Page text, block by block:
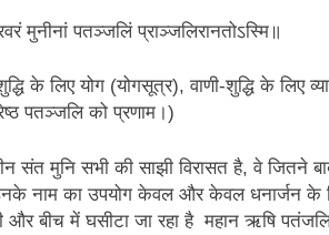
4 Days Ago
5 Days Ago
मुनीनां पतञ्जलिं प्राञ्जलिरानतोऽस्मि॥
के लिए योग (योगसूत्र), वाणी-शुद्धि के लिए
पतञ्जलि को प्रणाम।)
संत मुनि सभी की साझी विरासत है, वे
नाम का उपयोग केवल और केवल धनार्जन के
और बीच में घसीटा जा रहा है महान ऋषि